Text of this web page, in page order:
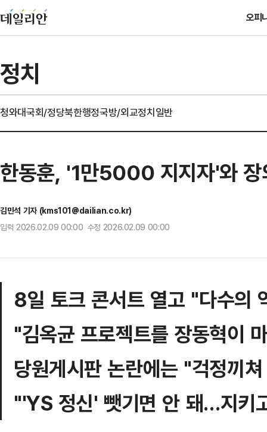
오피
정치
청와대국회/정당북한행정국방/외교정치일반
한동훈, '1만5000 지지자'와
김민석 기자 (kms101@dailian.co.kr)
입력 2026.02.09 00:00 수정 2026.02.09 00:00
8일 토크 콘서트 열고 "다수의
"김옥균 프로젝트를 장동혁이
당원게시판 논란에는 "걱정끼
"'YS 정신' 뺏기면 안 돼…지키